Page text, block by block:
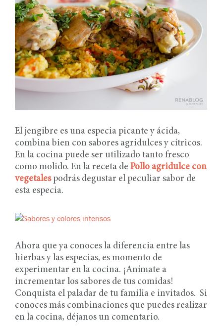
El jengibre es una especia picante y ácida,
combina bien con sabores agridulces y cítricos.
En la cocina puede ser utilizado tanto fresco
como molido. En la receta de Pollo agridulce con
vegetalespodrás degustar el peculiar sabor de
esta especia.
Ahora que ya conoces la diferencia entre las
hierbas y las especias, es momento de
experimentar en la cocina. ¡Anímate a
incrementar los sabores de tus comidas!
Conquista el paladar de tu familia e invitados. Si
conoces más combinaciones que puedes realizar
en la cocina, déjanos un comentario.